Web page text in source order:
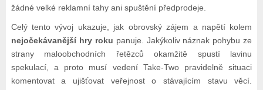
žádné velké reklamní tahy ani spuštění předprodeje.
Celý tento vývoj ukazuje, jak obrovský zájem a napětí kolem
nejočekávanější hry roku panuje. Jakýkoliv náznak pohybu ze
strany maloobchodních řetězců okamžitě spustí lavinu
spekulací, a proto musí vedení Take-Two pravidelně situaci
komentovat a ujišťovat veřejnost o stávajícím stavu věcí.